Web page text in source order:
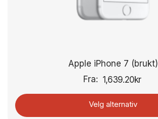
Apple iPhone 7 (brukt)
Fra: 1,639.20kr
Velg alternativ